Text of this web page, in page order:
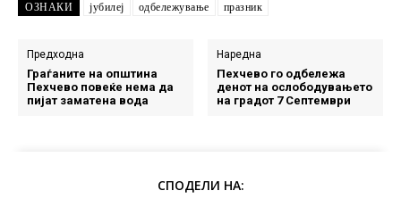
ОЗНАКИ јубилеј одбележување празник
Предходна
Граѓаните на општина
Пехчево повеќе нема да
пијат заматена вода
Наредна
Пехчево го одбележа
денот на ослободувањето
на градот 7 Септември
СПОДЕЛИ НА: